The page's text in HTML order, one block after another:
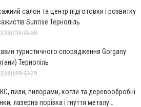
салон та центр підготовки і розвитку
Sunrise Тернопіль
98-59
туристичного спорядження Gorgany
Тернопіль
93-29
пили, пилорами, котли та деревообробні
лазерна порізка і гнуття металу